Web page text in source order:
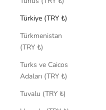
Türkiye (TRY ₺)
Türkmenistan
(TRY ₺)
Turks ve Caicos
Adaları (TRY ₺)
Tuvalu (TRY ₺)